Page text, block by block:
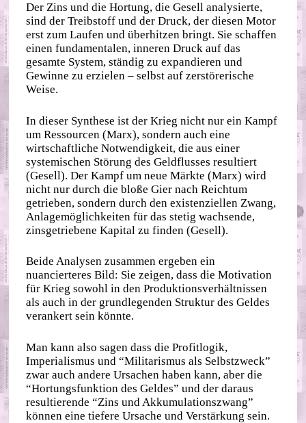
Der Zins und die Hortung, die Gesell analysierte,
sind der Treibstoff und der Druck, der diesen Motor
erst zum Laufen und überhitzen bringt. Sie schaffen
einen fundamentalen, inneren Druck auf das
gesamte System, ständig zu expandieren und
Gewinne zu erzielen – selbst auf zerstörerische
Weise.
In dieser Synthese ist der Krieg nicht nur ein Kampf
um Ressourcen (Marx), sondern auch eine
wirtschaftliche Notwendigkeit, die aus einer
systemischen Störung des Geldflusses resultiert
(Gesell). Der Kampf um neue Märkte (Marx) wird
nicht nur durch die bloße Gier nach Reichtum
getrieben, sondern durch den existenziellen Zwang,
Anlagemöglichkeiten für das stetig wachsende,
zinsgetriebene Kapital zu finden (Gesell).
Beide Analysen zusammen ergeben ein
nuancierteres Bild: Sie zeigen, dass die Motivation
für Krieg sowohl in den Produktionsverhältnissen
als auch in der grundlegenden Struktur des Geldes
verankert sein könnte.
Man kann also sagen dass die Profitlogik,
Imperialismus und “Militarismus als Selbstzweck”
zwar auch andere Ursachen haben kann, aber die
“Hortungsfunktion des Geldes” und der daraus
resultierende “Zins und Akkumulationszwang”
können eine tiefere Ursache und Verstärkung sein.